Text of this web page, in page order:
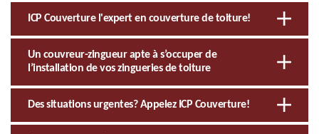
ICP Couverture l'expert en couverture de toiture!
Un couvreur-zingueur apte à s’occuper de
l’installation de vos zingueries de toiture
Des situations urgentes? Appelez ICP Couverture!